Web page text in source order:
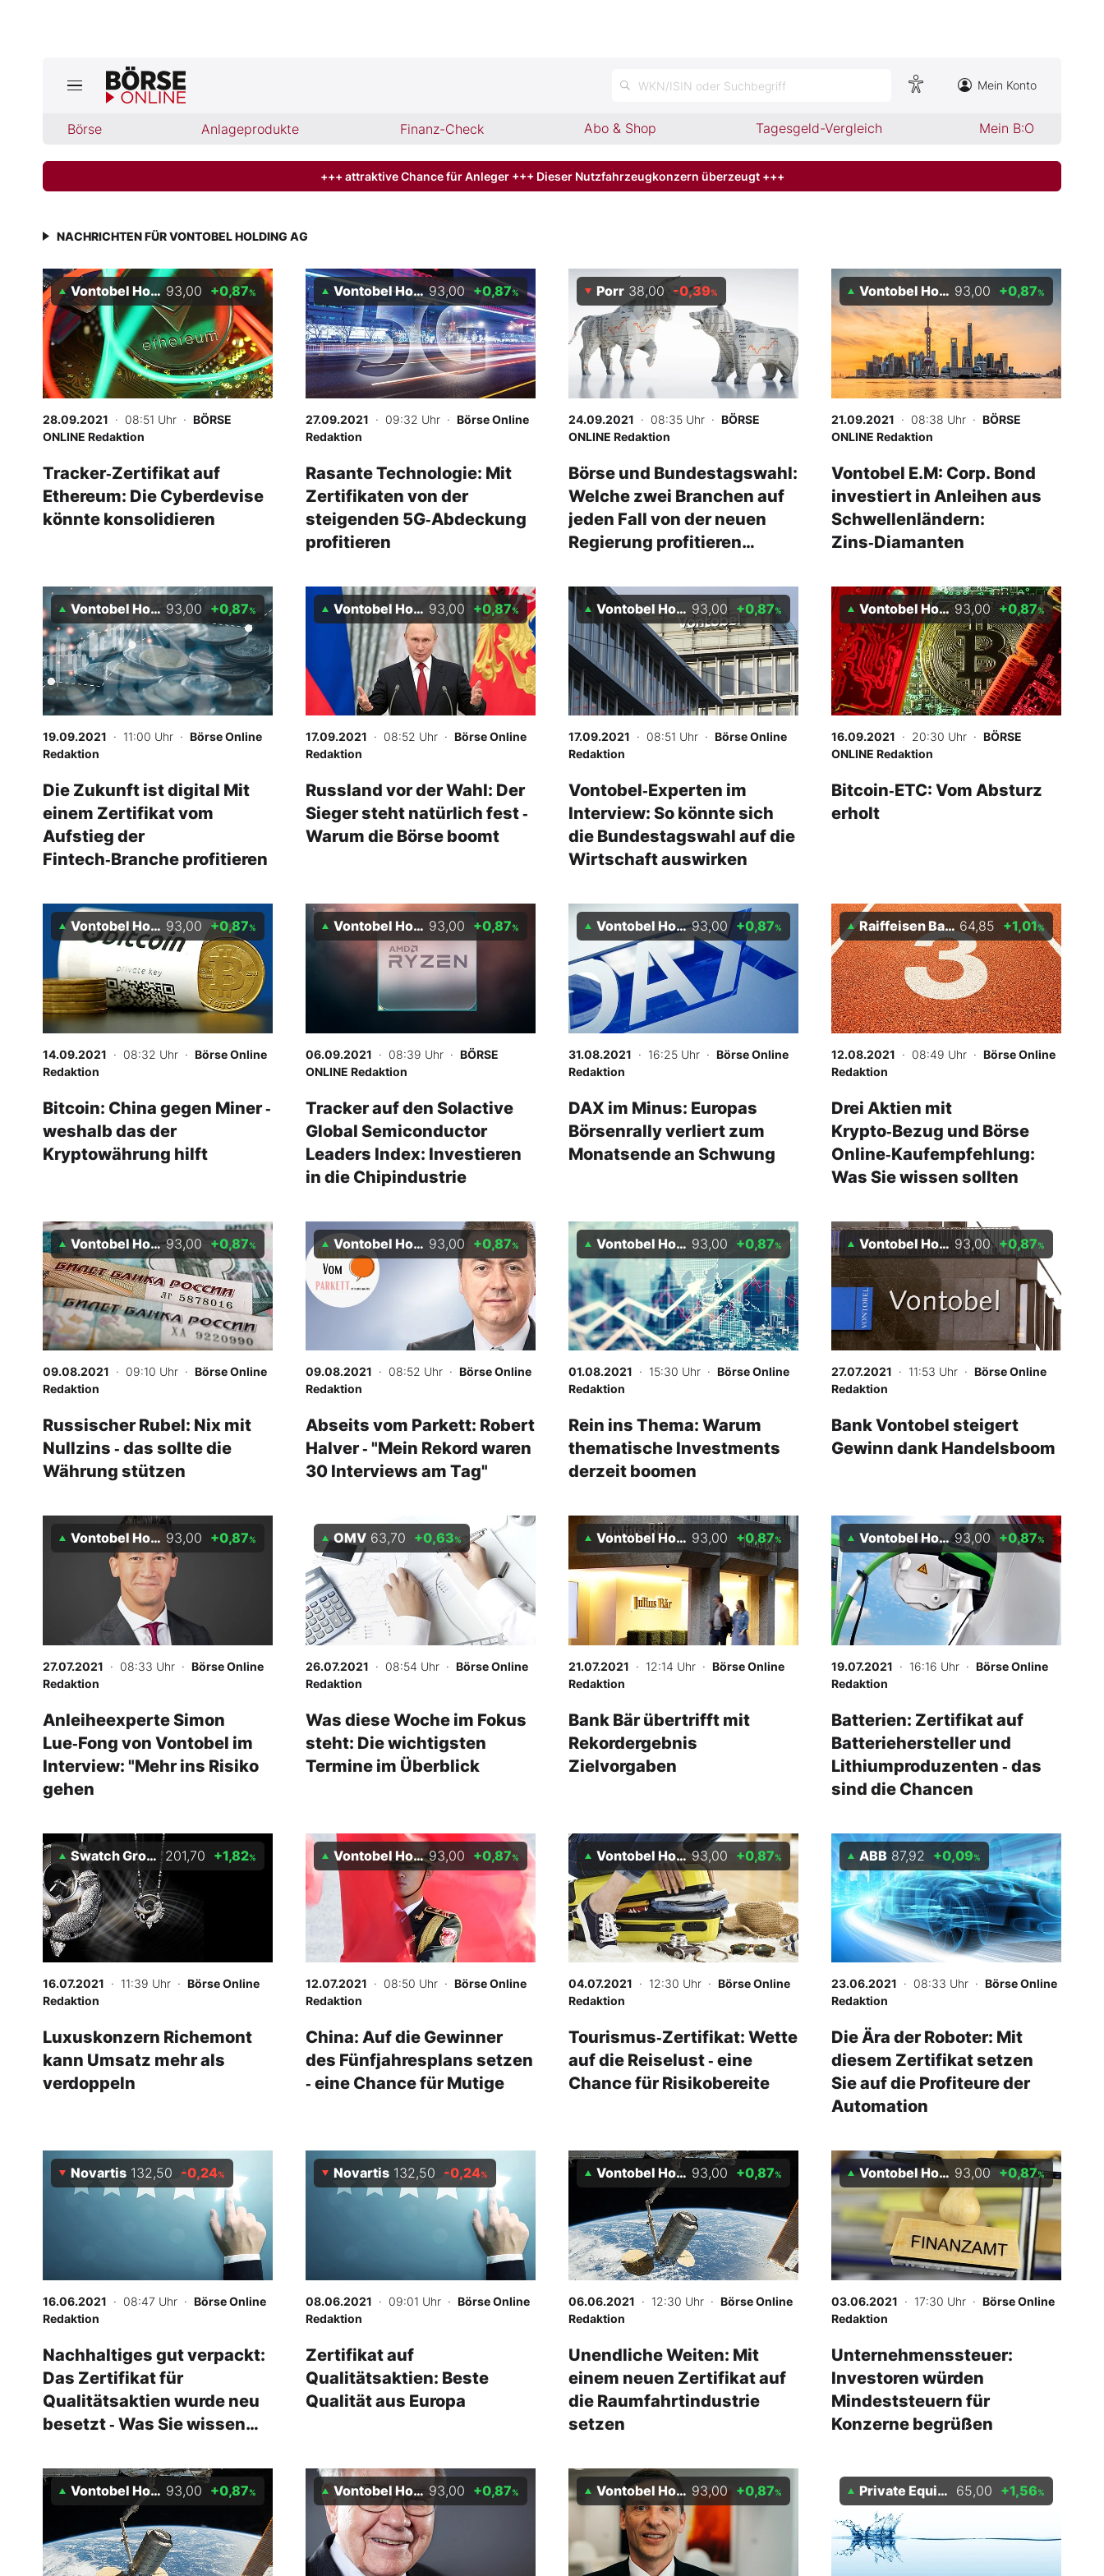
WKN/ISIN oder Suchbegriff Mein Konto
Börse Anlageprodukte Finanz-Check Abo & Shop Tagesgeld-Vergleich Mein B:O
Jetzt aktuelle Ausgabe BÖRSE ONLINE lesen
Abo & Shop
BO-Musterdepots
Experten
Mein B:O
Mein Konto
Kontakt
+++ attraktive Chance für Anleger +++ Dieser Nutzfahrzeugkonzern überzeugt +++
NACHRICHTEN FÜR VONTOBEL HOLDING AG
Vontobel Holding AG 93,00 +0,87%
28.09.2021 · 08:51 Uhr · BÖRSE
ONLINE Redaktion
Tracker‑Zertifikat auf
Ethereum: Die Cyberdevise
könnte konsolidieren
Vontobel Holding AG 93,00 +0,87%
27.09.2021 · 09:32 Uhr · Börse Online
Redaktion
Rasante Technologie: Mit
Zertifikaten von der
steigenden 5G‑Abdeckung
profitieren
Porr 38,00 -0,39%
24.09.2021 · 08:35 Uhr · BÖRSE
ONLINE Redaktion
Börse und Bundestagswahl:
Welche zwei Branchen auf
jeden Fall von der neuen
Regierung profitieren
Vontobel Holding AG 93,00 +0,87%
21.09.2021 · 08:38 Uhr · BÖRSE
ONLINE Redaktion
Vontobel E.M: Corp. Bond
investiert in Anleihen aus
Schwellenländern:
Zins‑Diamanten
Vontobel Holding AG 93,00 +0,87%
19.09.2021 · 11:00 Uhr · Börse Online
Redaktion
Die Zukunft ist digital Mit
einem Zertifikat vom
Aufstieg der
Fintech‑Branche profitieren
Vontobel Holding AG 93,00 +0,87%
17.09.2021 · 08:52 Uhr · Börse Online
Redaktion
Russland vor der Wahl: Der
Sieger steht natürlich fest ‑
Warum die Börse boomt
Vontobel Holding AG 93,00 +0,87%
17.09.2021 · 08:51 Uhr · Börse Online
Redaktion
Vontobel‑Experten im
Interview: So könnte sich
die Bundestagswahl auf die
Wirtschaft auswirken
Vontobel Holding AG 93,00 +0,87%
16.09.2021 · 20:30 Uhr · BÖRSE
ONLINE Redaktion
Bitcoin‑ETC: Vom Absturz
erholt
Vontobel Holding AG 93,00 +0,87%
14.09.2021 · 08:32 Uhr · Börse Online
Redaktion
Bitcoin: China gegen Miner ‑
weshalb das der
Kryptowährung hilft
Vontobel Holding AG 93,00 +0,87%
06.09.2021 · 08:39 Uhr · BÖRSE
ONLINE Redaktion
Tracker auf den Solactive
Global Semiconductor
Leaders Index: Investieren
in die Chipindustrie
Vontobel Holding AG 93,00 +0,87%
31.08.2021 · 16:25 Uhr · Börse Online
Redaktion
DAX im Minus: Europas
Börsenrally verliert zum
Monatsende an Schwung
Raiffeisen Bank 64,85 +1,01%
12.08.2021 · 08:49 Uhr · Börse Online
Redaktion
Drei Aktien mit
Krypto‑Bezug und Börse
Online‑Kaufempfehlung:
Was Sie wissen sollten
Vontobel Holding AG 93,00 +0,87%
09.08.2021 · 09:10 Uhr · Börse Online
Redaktion
Russischer Rubel: Nix mit
Nullzins ‑ das sollte die
Währung stützen
Vontobel Holding AG 93,00 +0,87%
09.08.2021 · 08:52 Uhr · Börse Online
Redaktion
Abseits vom Parkett: Robert
Halver ‑ "Mein Rekord waren
30 Interviews am Tag"
Vontobel Holding AG 93,00 +0,87%
01.08.2021 · 15:30 Uhr · Börse Online
Redaktion
Rein ins Thema: Warum
thematische Investments
derzeit boomen
Vontobel Holding AG 93,00 +0,87%
27.07.2021 · 11:53 Uhr · Börse Online
Redaktion
Bank Vontobel steigert
Gewinn dank Handelsboom
Vontobel Holding AG 93,00 +0,87%
27.07.2021 · 08:33 Uhr · Börse Online
Redaktion
Anleiheexperte Simon
Lue‑Fong von Vontobel im
Interview: "Mehr ins Risiko
gehen
OMV 63,70 +0,63%
26.07.2021 · 08:54 Uhr · Börse Online
Redaktion
Was diese Woche im Fokus
steht: Die wichtigsten
Termine im Überblick
Vontobel Holding AG 93,00 +0,87%
21.07.2021 · 12:14 Uhr · Börse Online
Redaktion
Bank Bär übertrifft mit
Rekordergebnis
Zielvorgaben
Vontobel Holding AG 93,00 +0,87%
19.07.2021 · 16:16 Uhr · Börse Online
Redaktion
Batterien: Zertifikat auf
Batteriehersteller und
Lithiumproduzenten ‑ das
sind die Chancen
Swatch Group 201,70 +1,82%
16.07.2021 · 11:39 Uhr · Börse Online
Redaktion
Luxuskonzern Richemont
kann Umsatz mehr als
verdoppeln
Vontobel Holding AG 93,00 +0,87%
12.07.2021 · 08:50 Uhr · Börse Online
Redaktion
China: Auf die Gewinner
des Fünfjahresplans setzen
‑ eine Chance für Mutige
Vontobel Holding AG 93,00 +0,87%
04.07.2021 · 12:30 Uhr · Börse Online
Redaktion
Tourismus‑Zertifikat: Wette
auf die Reiselust ‑ eine
Chance für Risikobereite
ABB 87,92 +0,09%
23.06.2021 · 08:33 Uhr · Börse Online
Redaktion
Die Ära der Roboter: Mit
diesem Zertifikat setzen
Sie auf die Profiteure der
Automation
Novartis 132,50 -0,24%
16.06.2021 · 08:47 Uhr · Börse Online
Redaktion
Nachhaltiges gut verpackt:
Das Zertifikat für
Qualitätsaktien wurde neu
besetzt ‑ Was Sie wissen
Novartis 132,50 -0,24%
08.06.2021 · 09:01 Uhr · Börse Online
Redaktion
Zertifikat auf
Qualitätsaktien: Beste
Qualität aus Europa
Vontobel Holding AG 93,00 +0,87%
06.06.2021 · 12:30 Uhr · Börse Online
Redaktion
Unendliche Weiten: Mit
einem neuen Zertifikat auf
die Raumfahrtindustrie
setzen
Vontobel Holding AG 93,00 +0,87%
03.06.2021 · 17:30 Uhr · Börse Online
Redaktion
Unternehmenssteuer:
Investoren würden
Mindeststeuern für
Konzerne begrüßen
Vontobel Holding AG 93,00 +0,87% Vontobel Holding AG 93,00 +0,87% Vontobel Holding AG 93,00 +0,87% Private Equity Holding AG 65,00 +1,56%